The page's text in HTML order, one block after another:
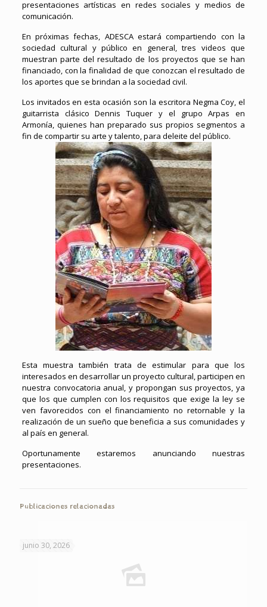
presentaciones artísticas en redes sociales y medios de
comunicación.
En próximas fechas, ADESCA estará compartiendo con la
sociedad cultural y público en general, tres videos que
muestran parte del resultado de los proyectos que se han
financiado, con la finalidad de que conozcan el resultado de
los aportes que se brindan a la sociedad civil.
Los invitados en esta ocasión son la escritora Negma Coy, el
guitarrista clásico Dennis Tuquer y el grupo Arpas en
Armonía, quienes han preparado sus propios segmentos a
fin de compartir su arte y talento, para deleite del público.
Esta muestra también trata de estimular para que los
interesados en desarrollar un proyecto cultural, participen en
nuestra convocatoria anual, y propongan sus proyectos, ya
que los que cumplen con los requisitos que exige la ley se
ven favorecidos con el financiamiento no retornable y la
realización de un sueño que beneficia a sus comunidades y
al país en general.
Oportunamente estaremos anunciando nuestras
presentaciones.
Publicaciones relacionadas
junio 30, 2026